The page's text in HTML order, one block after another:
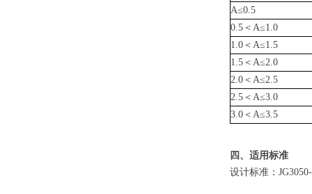
A≤0.5
0.5＜A≤1.0
1.0＜A≤1.5
1.5＜A≤2.0
2.0＜A≤2.5
2.5＜A≤3.0
3.0＜A≤3.5
四、 适用标准
设计标准：